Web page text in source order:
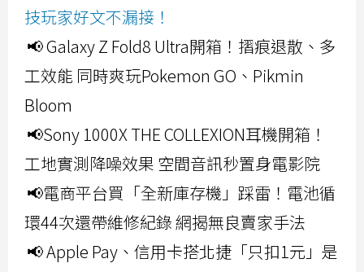
技玩家好文不漏接！
📢 Galaxy Z Fold8 Ultra開箱！摺痕退散、多
工效能 同時爽玩Pokemon GO、Pikmin
Bloom
📢Sony 1000X THE COLLEXION耳機開箱！
工地實測降噪效果 空間音訊秒置身電影院
📢電商平台買「全新庫存機」踩雷！電池循
環44次還帶維修紀錄 網揭無良賣家手法
📢 Apple Pay、信用卡搭北捷「只扣1元」是